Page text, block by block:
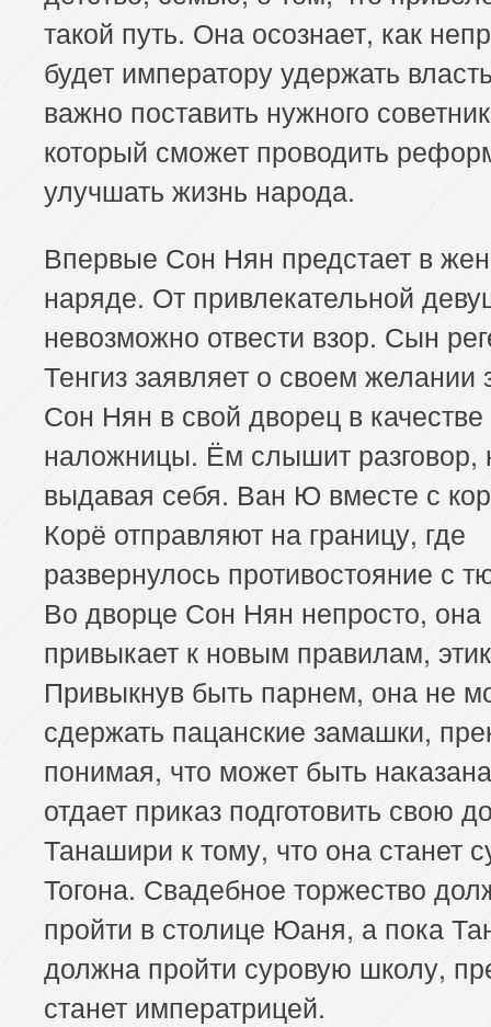
такой путь. Она осознает, как
будет императору удержать
важно поставить нужного
который сможет проводить
улучшать жизнь народа.
Впервые Сон Нян предстает в
наряде. От привлекательной
невозможно отвести взор. Сын
Тенгиз заявляет о своем желании
Сон Нян в свой дворец в качестве
наложницы. Ём слышит разговор,
выдавая себя. Ван Ю вместе с
Корё отправляют на границу, где
развернулось противостояние с
Во дворце Сон Нян непросто, она
привыкает к новым правилам,
Привыкнув быть парнем, она не
сдержать пацанские замашки,
понимая, что может быть
отдает приказ подготовить свою
Танашири к тому, что она станет
Тогона. Свадебное торжество
пройти в столице Юаня, а пока
должна пройти суровую школу,
станет императрицей.